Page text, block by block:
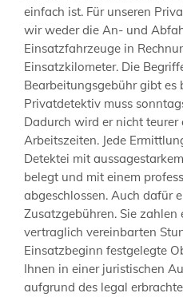
einfach ist. Für unseren
wir weder die An- und
Einsatzfahrzeuge in
Einsatzkilometer. Die
Bearbeitungsgebühr gibt es
Privatdetektiv muss
Dadurch wird er nicht teurer
Arbeitszeiten. Jede
Detektei mit
belegt und mit einem
abgeschlossen. Auch dafür
Zusatzgebühren. Sie
vertraglich vereinbarten
Einsatzbeginn festgelegte
Ihnen in einer juristischen
aufgrund des legal